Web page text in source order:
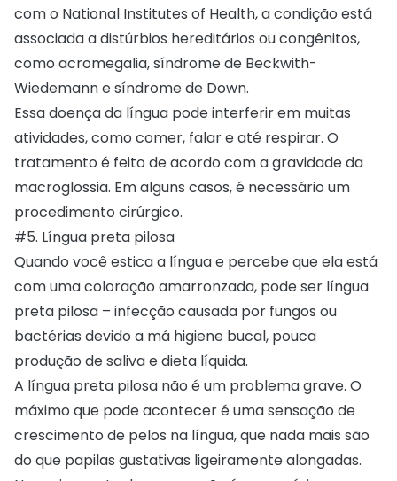
com o National Institutes of Health, a condição está
associada a distúrbios hereditários ou congênitos,
como acromegalia, síndrome de Beckwith-
Wiedemann e síndrome de Down.
Essa doença da língua pode interferir em muitas
atividades, como comer, falar e até respirar. O
tratamento é feito de acordo com a gravidade da
macroglossia. Em alguns casos, é necessário um
procedimento cirúrgico.
#5. Língua preta pilosa
Quando você estica a língua e percebe que ela está
com uma coloração amarronzada, pode ser língua
preta pilosa – infecção causada por fungos ou
bactérias devido a má higiene bucal, pouca
produção de saliva e dieta líquida.
A língua preta pilosa não é um problema grave. O
máximo que pode acontecer é uma sensação de
crescimento de pelos na língua, que nada mais são
do que papilas gustativas ligeiramente alongadas.